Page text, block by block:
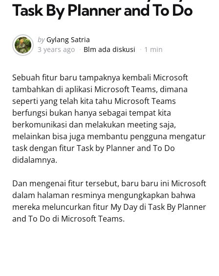
Task By Planner and To Do
Posted
by
by Gylang Satria
3 years ago
Blm ada diskusi 1 min
Sebuah fitur baru tampaknya kembali Microsoft
tambahkan di aplikasi Microsoft Teams, dimana
seperti yang telah kita tahu Microsoft Teams
berfungsi bukan hanya sebagai tempat kita
berkomunikasi dan melakukan meeting saja,
melainkan bisa juga membantu pengguna mengatur
task dengan fitur Task by Planner and To Do
didalamnya.
Dan mengenai fitur tersebut, baru baru ini Microsoft
dalam halaman resminya mengungkapkan bahwa
mereka meluncurkan fitur My Day di Task By Planner
and To Do di Microsoft Teams.